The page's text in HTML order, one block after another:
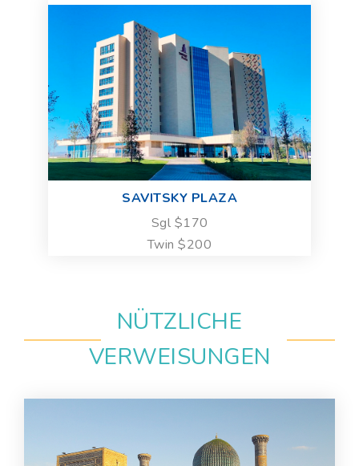
SAVITSKY PLAZA
Sgl $170
Twin $200
NÜTZLICHE
VERWEISUNGEN